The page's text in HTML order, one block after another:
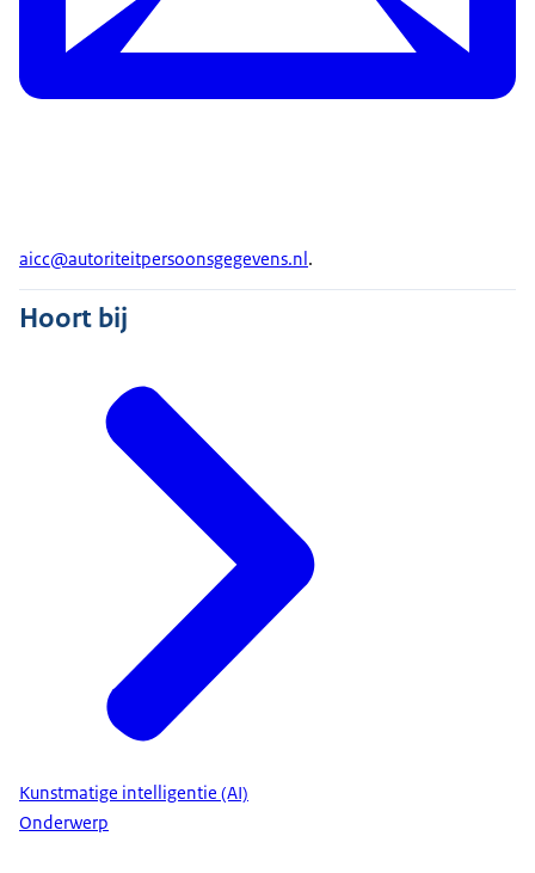
aicc@autoriteitpersoonsgegevens.nl.
Hoort bij
Kunstmatige intelligentie (AI)
Onderwerp